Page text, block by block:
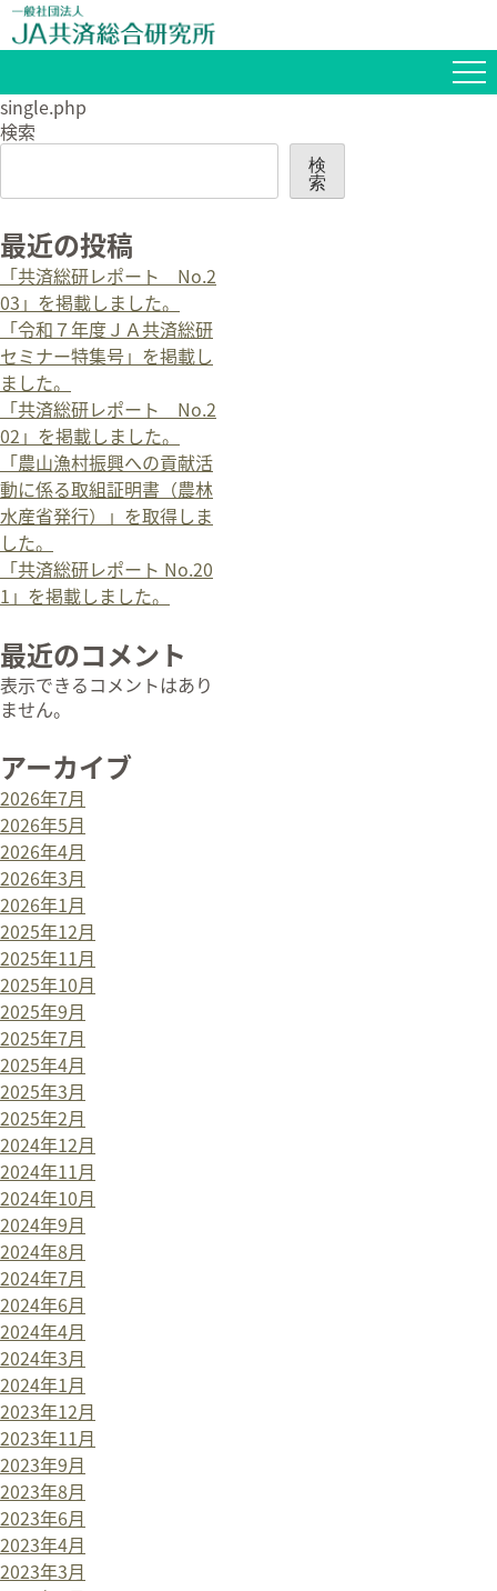
single.php
検索
検
索
最近の投稿
「共済総研レポート No.2
03」を掲載しました。
「令和７年度ＪＡ共済総研
セミナー特集号」を掲載し
ました。
「共済総研レポート No.2
02」を掲載しました。
「農山漁村振興への貢献活
動に係る取組証明書（農林
水産省発行）」を取得しま
した。
「共済総研レポート No.20
1」を掲載しました。
最近のコメント
表示できるコメントはあり
ません。
アーカイブ
2026年7月
2026年5月
2026年4月
2026年3月
2026年1月
2025年12月
2025年11月
2025年10月
2025年9月
2025年7月
2025年4月
2025年3月
2025年2月
2024年12月
2024年11月
2024年10月
2024年9月
2024年8月
2024年7月
2024年6月
2024年4月
2024年3月
2024年1月
2023年12月
2023年11月
2023年9月
2023年8月
2023年6月
2023年4月
2023年3月